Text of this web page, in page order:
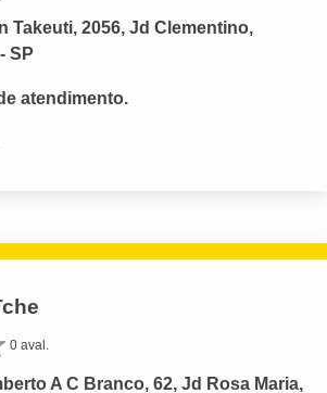
Takeuti, 2056, Jd Clementino,
SP
atendimento.
0 aval.
A C Branco, 62, Jd Rosa Maria,